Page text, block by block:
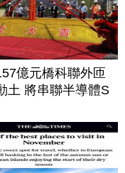
億元橋科聯外匝
土 將串聯半導體S